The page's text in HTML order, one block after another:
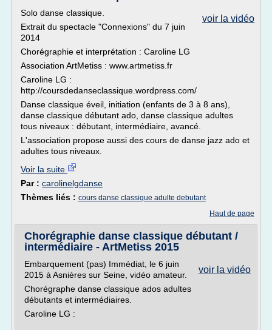
voir la vidéo
Solo danse classique.
Extrait du spectacle "Connexions" du 7 juin
2014
Chorégraphie et interprétation : Caroline LG
Association ArtMetiss : www.artmetiss.fr
Caroline LG :
http://coursdedanseclassique.wordpress.com/
Danse classique éveil, initiation (enfants de 3 à 8 ans),
danse classique débutant ado, danse classique adultes
tous niveaux : débutant, intermédiaire, avancé.
L'association propose aussi des cours de danse jazz ado et
adultes tous niveaux.
Voir la suite
Par : carolinelgdanse
Thèmes liés : cours danse classique adulte debutant
Haut de page
Chorégraphie danse classique débutant /
intermédiaire - ArtMetiss 2015
voir la vidéo
Embarquement (pas) Immédiat, le 6 juin
2015 à Asnières sur Seine, vidéo amateur.
Chorégraphe danse classique ados adultes
débutants et intermédiaires.
Caroline LG :